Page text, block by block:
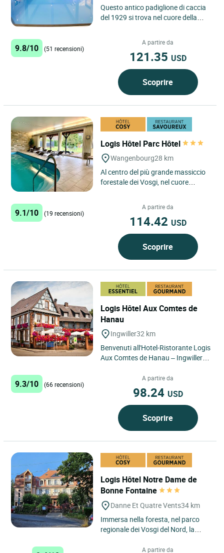
Questo antico padiglione di caccia
del 1929 si trova nel cuore della
9.8/10 (51 recensioni)
A partire da
121.35 USD
Scoprire
Logis Hôtel Parc Hôtel
Wangenbourg28 km
Al centro del più grande massiccio
forestale dei Vosgi, nel cuore
9.1/10 (19 recensioni)
A partire da
114.42 USD
Scoprire
Logis Hôtel Aux Comtes de
Hanau
Ingwiller32 km
Benvenuti all'Hotel-Ristorante Logis
Aux Comtes de Hanau – Ingwiller
nell'incantevole...
9.3/10 (66 recensioni)
A partire da
98.24 USD
Scoprire
Logis Hôtel Notre Dame de
Bonne Fontaine
Danne Et Quatre Vents34 km
Immersa nella foresta, nel parco
regionale dei Vosgi del Nord, la
stessa famiglia da 3...
A partire da